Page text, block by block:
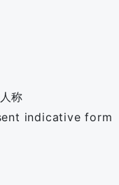
称
indicative form